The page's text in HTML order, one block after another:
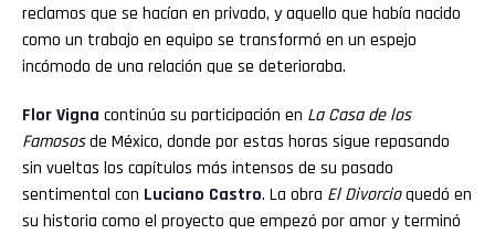
reclamos que se hacían en privado, y aquello que había nacido
como un trabajo en equipo se transformó en un espejo
incómodo de una relación que se deterioraba.
FlorVigna continúa su participación en La Casa de los
Famososde México, donde por estas horas sigue repasando
sin vueltas los capítulos más intensos de su pasado
sentimental con Luciano Castro. La obra El Divorcioquedó en
su historia como el proyecto que empezó por amor y terminó